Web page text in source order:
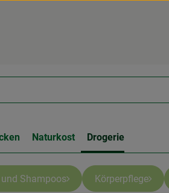
Naturkost Drogerie
Shampoos Körperpflege